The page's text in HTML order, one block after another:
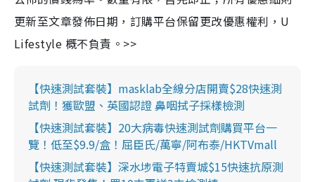
更新至文章發佈日期，訂購平台保留更改優惠權利，U
Lifestyle 概不負責。>>
【快速測試套裝】masklab全線分店開賣$28快速測
試劑！獲歐盟、英國認證 鼻咽拭子採樣檢測
【快速測試套裝】20大病毒快速測試劑購買平台一
覽！低至$9.9/盒！屈臣氏/萬寧/阿布泰/HKTVmall
【快速測試套裝】深水埗電子特賣城$15快速抗原測